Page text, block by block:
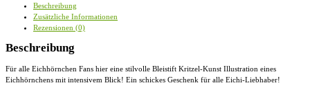
Beschreibung
Zusätzliche Informationen
Rezensionen (0)
Beschreibung
Für alle Eichhörnchen Fans hier eine stilvolle Bleistift Kritzel-Kunst Illustration eines
Eichhörnchens mit intensivem Blick! Ein schickes Geschenk für alle Eichi-Liebhaber!